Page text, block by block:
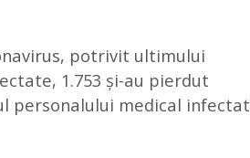
potrivit ultimului
1.753 și-au pierdut
personalului medical infectat